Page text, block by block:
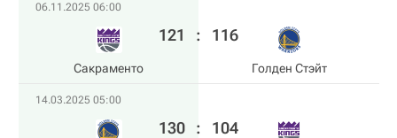
06.11.2025 06:00
Сакраменто
121 : 116
Голден Стэйт
14.03.2025 05:00
130 : 104